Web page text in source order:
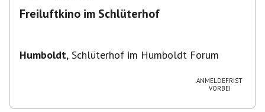
Freiluftkino im Schlüterhof
Humboldt, Schlüterhof im Humboldt Forum
ANMELDEFRIST
VORBEI